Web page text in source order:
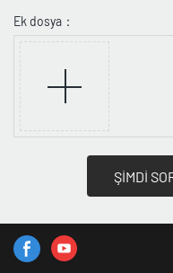
Ek dosya：
ŞİMDİ